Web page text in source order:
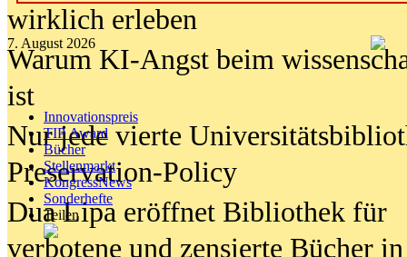
7. August 2026
Innovationspreis
TIP Award
Bücher
Stellenmarkt
KongressNews
Sonderhefte
Teilen
wirklich erleben
Warum KI-Angst beim
ist
Nur jede vierte
Preservation-Policy
Dua Lipa eröffnet Bibliothek für
verbotene und zensierte Bücher